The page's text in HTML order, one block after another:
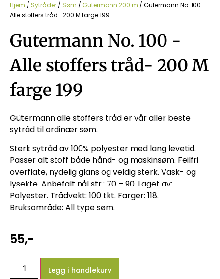
Hjem / Sytråder / Søm / Gütermann 200 m / Gutermann No. 100 -
Alle stoffers tråd- 200 M farge 199
Gutermann No. 100 -
Alle stoffers tråd- 200 M
farge 199
Gütermann alle stoffers tråd er vår aller beste
sytråd til ordinær søm.
Sterk sytråd av 100% polyester med lang levetid.
Passer alt stoff både hånd- og maskinsøm. Feilfri
overflate, nydelig glans og veldig sterk. Vask- og
lysekte. Anbefalt nål str.: 70 – 90. Laget av:
Polyester. Trådvekt: 100 tkt. Farger: 118.
Bruksområde: All type søm.
55,-
Legg i handlekurv